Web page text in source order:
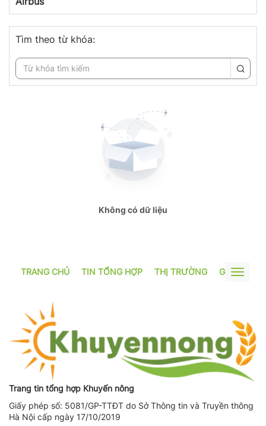
congthuong.vn
congthuong.vn
congthuong.vn
congthuong.vn
congthuong.vn
congthuong.vn
congthuong.vn
congthuong.vn
Spider
congthuong.vn
Tìm theo từ khóa:
Không có dữ liệu
TRANG CHỦ TIN TỔNG HỢP THỊ TRƯỜNG GƯƠNG
Toggle
Trang tin tổng hợp Khuyến nông
Giấy phép số: 5081/GP-TTĐT do Sở Thông tin và Truyền thông
Hà Nội cấp ngày 17/10/2019